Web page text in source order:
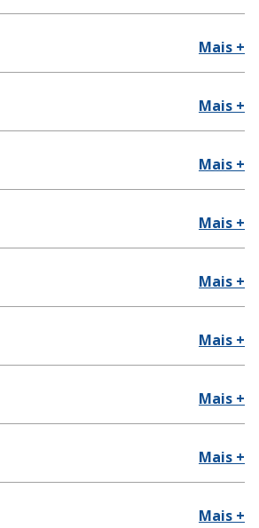
Mais +
Mais +
Mais +
Mais +
Mais +
Mais +
Mais +
Mais +
Mais +